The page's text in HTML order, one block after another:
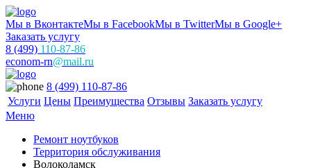
Мы в ВконтактеМы в FacebookМы в TwitterМы в Google+
Заказать услугу
8 (499) 110-87-86
econom-rn@mail.ru
8 (499) 110-87-86
Услуги Цены Преимущества Отзывы Заказать услугу
Меню
Ремонт ноутбуков
Территория обслуживания
Волоколамск